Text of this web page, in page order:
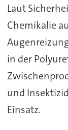
Laut
Chemikalie
in der
und
Einsatz.